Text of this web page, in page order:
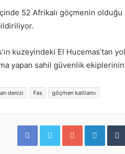
52 Afrikalı göçmenin
kuzeyindeki El Hucemas’tan
yapan sahil güvenlik
denizi Fas göçmen katliamı
F
e
b
T
t
t
G
g
l
L
k
e